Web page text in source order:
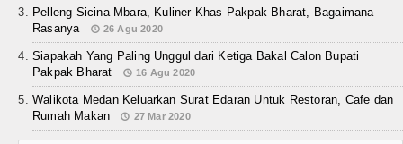
Pelleng Sicina Mbara, Kuliner Khas Pakpak Bharat, Bagaimana
Rasanya
26 Agu 2020
Siapakah Yang Paling Unggul dari Ketiga Bakal Calon Bupati
Pakpak Bharat
16 Agu 2020
Walikota Medan Keluarkan Surat Edaran Untuk Restoran, Cafe dan
Rumah Makan
27 Mar 2020